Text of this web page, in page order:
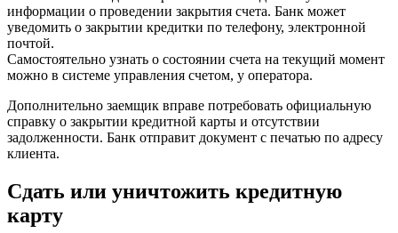
информации о проведении закрытия счета. Банк может
уведомить о закрытии кредитки по телефону, электронной
почтой.
Самостоятельно узнать о состоянии счета на текущий момент
можно в системе управления счетом, у оператора.
Дополнительно заемщик вправе потребовать официальную
справку о закрытии кредитной карты и отсутствии
задолженности. Банк отправит документ с печатью по адресу
клиента.
Сдать или уничтожить кредитную
карту